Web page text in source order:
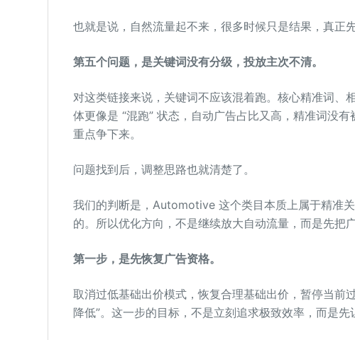
也就是说，自然流量起不来，很多时候只是结果，真正
第五个问题，是关键词没有分级，投放主次不清。
对这类链接来说，关键词不应该混着跑。核心精准词、
体更像是 “混跑” 状态，自动广告占比又高，精准词没
重点争下来。
问题找到后，调整思路也就清楚了。
我们的判断是，Automotive 这个类目本质上属于精准
的。所以优化方向，不是继续放大自动流量，而是先把
第一步，是先恢复广告资格。
取消过低基础出价模式，恢复合理基础出价，暂停当前
降低”。这一步的目标，不是立刻追求极致效率，而是先